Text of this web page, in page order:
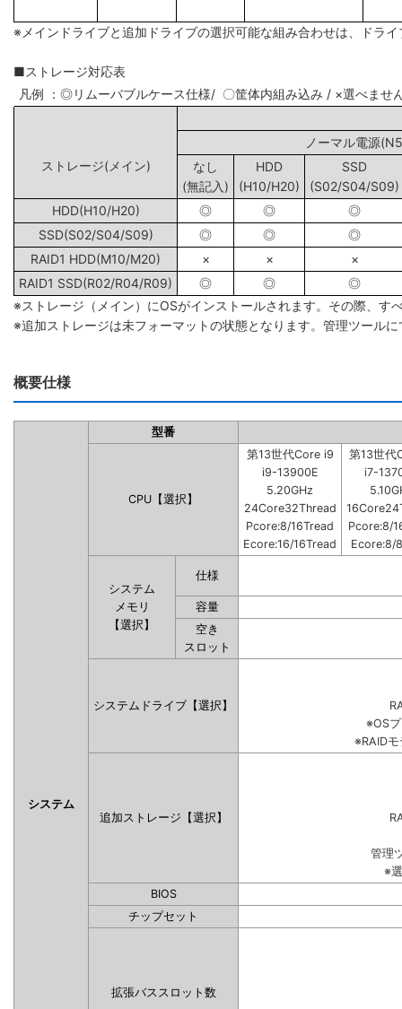
※メインドライブと追加ドライブの選択可能な組み合わせは、ドラ
■ストレージ対応表
凡例 ：◎リムーバブルケース仕様/ 〇筐体内組み込み / ×選べませ
ノーマル電源
ストレージ(メイン)
なし
(無記入)
HDD
(H10/H20)
SSD
(S02/S04/S09)
HDD(H10/H20)
◎ ◎
◎
SSD(S02/S04/S09)
◎ ◎
◎
RAID1 HDD(M10/M20)
× ×
×
RAID1 SSD(R02/R04/R09)
◎ ◎
◎
※ストレージ（メイン）にOSがインストールされます。その際、す
※追加ストレージは未フォーマットの状態となります。管理ツール
概要仕様
システム
型番
CPU【選択】
第13世代Core i9
i9-13900E
5.20GHz
24Core32Thread
Pcore:8/16Tread
Ecore:16/16Tread
第13世代
i7-
Pcore:8/
Ecore:8/
システム
メモリ
【選択】
仕様
容量
空き
スロット
システムドライブ【選択】
※OS
※RAID
追加ストレージ【選択】
管理
※
BIOS
チップセット
拡張バススロット数